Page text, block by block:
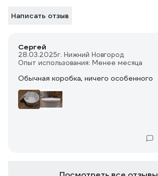
Написать отзыв
Сергей
28.03.2025г. Нижний Новгород
Опыт использования: Менее месяца
Обычная коробка, ничего особенного